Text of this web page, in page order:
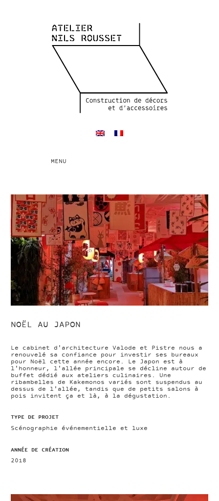
Toggle
MENU
NOËL AU JAPON
Le cabinet d'architecture Valode et Pistre nous a
renouvelé sa confiance pour investir ses bureaux
pour Noël cette année encore. Le Japon est à
l'honneur, l'allée principale se décline autour de
buffet dédié aux ateliers culinaires. Une
ribambelles de Kakemonos variés sont suspendus au
dessus de l'allée, tandis que de petits salons à
pois invitent ça et là, à la dégustation.
TYPE DE PROJET
Scénographie événementielle et luxe
ANNÉE DE CRÉATION
2018